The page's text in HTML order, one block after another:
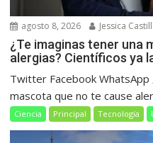
agosto 8, 2026 Jessica
¿Te imaginas tener una
alergias? Científicos ya
Twitter Facebook WhatsApp
mascota que no te cause
Ciencia Principal Tecnología